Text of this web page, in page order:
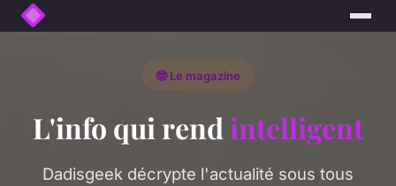
🤓 Le magazine
L'info qui rend intelligent
Dadisgeek décrypte l'actualité sous tous